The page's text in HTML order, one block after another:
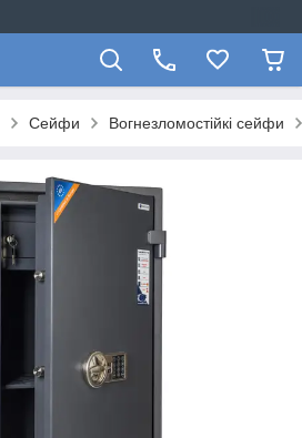
Сейфи Вогнезломостійкі сейфи